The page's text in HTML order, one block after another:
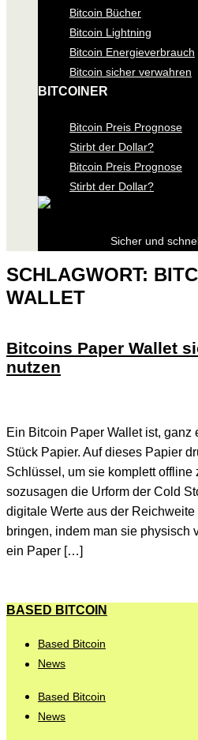
Bitcoin Bücher
Bitcoin Lightning
Bitcoin Energieverbrauch
Bitcoin sicher verwahren
BITCOINER
Bitcoin Preis Prognose
Stirbt der Dollar?
Bitcoin Preis Prognose
Stirbt der Dollar?
Sicher und
SCHLAGWORT:
WALLET
Bitcoins Paper Wallet
nutzen
Ein Bitcoin Paper Wallet ist, ganz
Stück Papier. Auf dieses Papier
Schlüssel, um sie komplett offline
sozusagen die Urform der Cold
digitale Werte aus der
bringen, indem man sie physisch
ein Paper […]
BASED BITCOIN
Based Bitcoin
News
Based Bitcoin
News